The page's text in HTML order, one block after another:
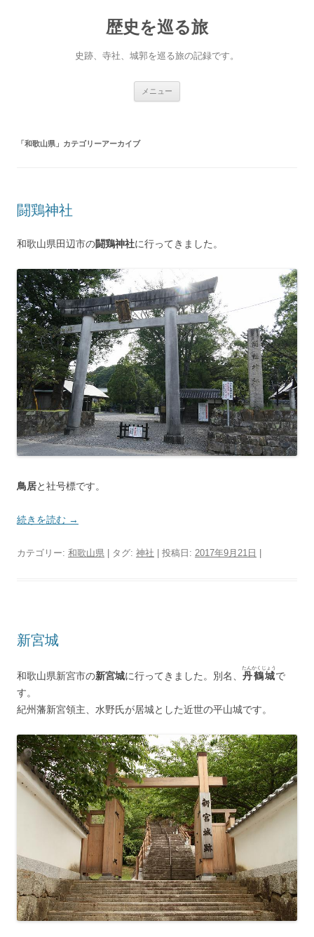
歴史を巡る旅
史跡、寺社、城郭を巡る旅の記録です。
メニュー
「和歌山県 」カテゴリーアーカイブ
闘鶏神社
和歌山県田辺市の闘鶏神社に行ってきました。
鳥居と社号標です。
続きを読む →
カテゴリー: 和歌山県 | タグ: 神社 | 投稿日: 2017年9月21日 |
新宮城
和歌山県新宮市の新宮城に行ってきました。別名、 丹鶴城
たんかくじょう
で
す。
紀州藩新宮領主、水野氏が居城とした近世の平山城です。